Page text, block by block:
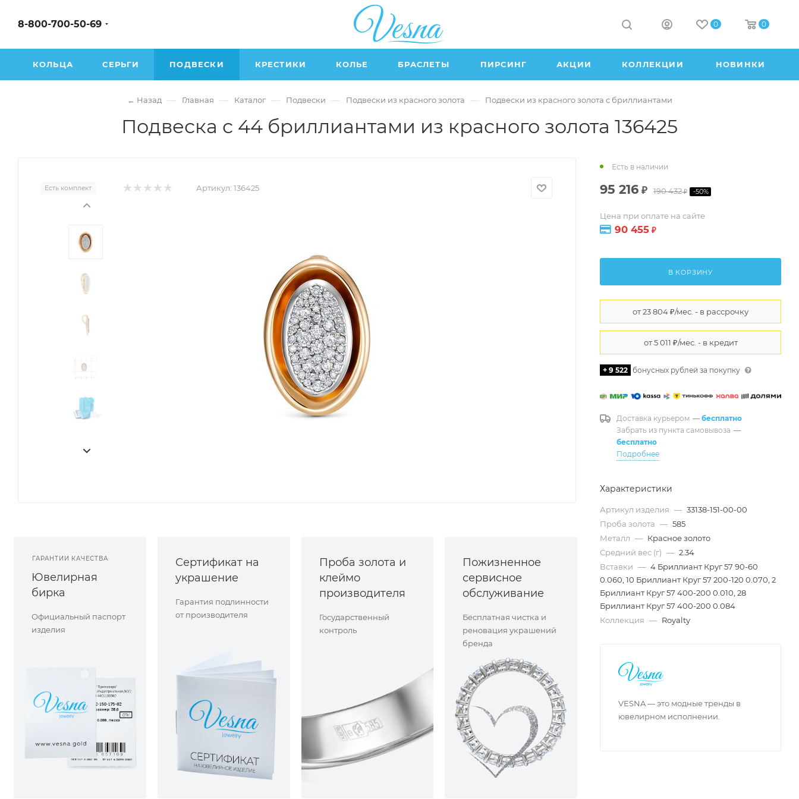
8-800-700-50-69 0 0
КОЛЬЦА СЕРЬГИ ПОДВЕСКИ КРЕСТИКИ КОЛЬЕ БРАСЛЕТЫ ПИРСИНГ АКЦИИ КОЛЛЕКЦИИ НОВИНКИ
← Назад — Главная — Каталог — Подвески — Подвески из красного золота — Подвески из красного золота с бриллиантами
Подвеска с 44 бриллиантами из красного золота 136425
Есть комплект Артикул: 136425
ГАРАНТИИ КАЧЕСТВА
Ювелирная
бирка
Официальный паспорт
изделия
Сертификат на
украшение
Гарантия подлинности
от производителя
Проба золота и
клеймо
производителя
Государственный
контроль
Пожизненное
сервисное
обслуживание
Бесплатная чистка и
реновация украшений
бренда
Есть в наличии
95 216 ₽ 190 432₽ -50%
Цена при оплате на сайте
90 455 ₽
В КОРЗИНУ
+ 9 522 бонусных рублей за покупку
Доставка курьером — бесплатно
Забрать из пункта самовывоза —
бесплатно
Подробнее
Характеристики
Артикул изделия — 33138-151-00-00
Проба золота — 585
Металл — Красное золото
Средний вес (г) — 2.34
Вставки — 4 Бриллиант Круг 57 90-60
0.060, 10 Бриллиант Круг 57 200-120 0.070, 2
Бриллиант Круг 57 400-200 0.010, 28
Бриллиант Круг 57 400-200 0.084
Коллекция — Royalty
VESNA — это модные тренды в
ювелирном исполнении.